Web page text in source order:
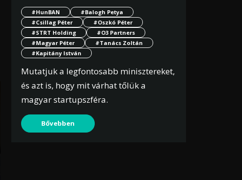
#HunBAN
#Balogh Petya
#Csillag Péter
#Oszkó Péter
#STRT Holding
#O3 Partners
#Magyar Péter
#Tanács Zoltán
#Kapitány István
Mutatjuk a legfontosabb minisztereket,
és azt is, hogy mit várhat tőlük a
magyar startupszféra.
Bővebben